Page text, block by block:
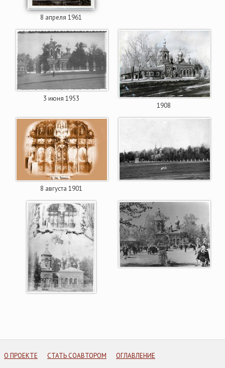
8 апреля 1961
3 июня 1953
1908
8 августа 1901
О ПРОЕКТЕ СТАТЬ СОАВТОРОМ
ОГЛАВЛЕНИЕ